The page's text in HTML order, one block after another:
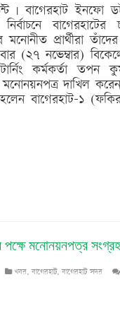
| বাগেরহাট
প্রার্থীরা
(২৭ নভেম্বার)
কর্মকর্তা তপন
দাখিল
বাগেরহাট-১
পক্ষে মনোনয়নপত্র
খবর,বাগেরহাট,বাগেরহাট সদর